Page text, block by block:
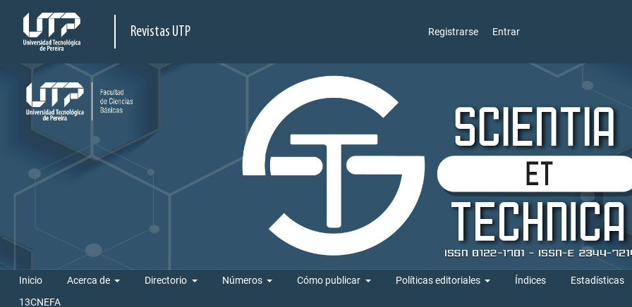
Revistas UTP Registrarse Entrar
Inicio Acerca de Directorio Números Cómo publicar Políticas editoriales Índices Estadísticas
13CNEFA